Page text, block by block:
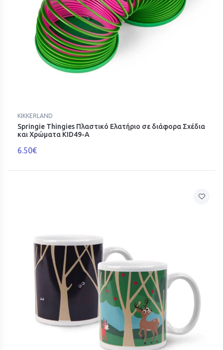
KIKKERLAND
Springie Thingies Πλαστικό Ελατήριο σε διάφορα Σχέδια
και Χρώματα KID49-A
6.50€